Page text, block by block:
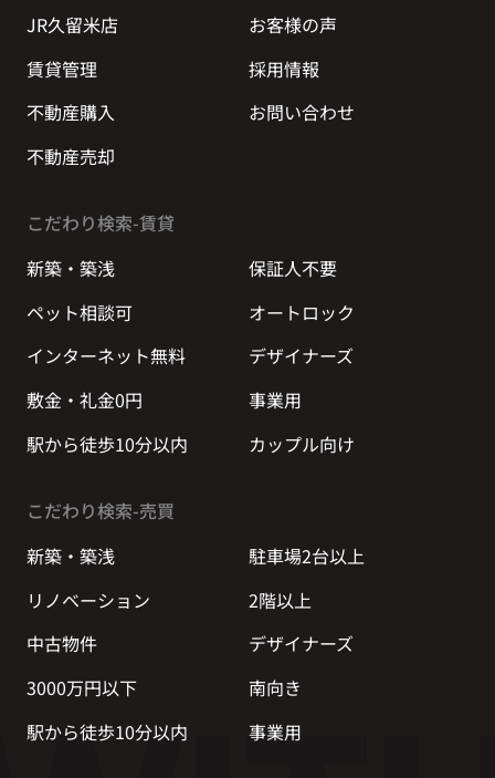
JR久留米店
お客様の声
賃貸管理
採用情報
不動産購入
お問い合わせ
不動産売却
こだわり検索-賃貸
新築・築浅
保証人不要
ペット相談可
オートロック
インターネット無料
デザイナーズ
敷金・礼金0円
事業用
駅から徒歩10分以内
カップル向け
こだわり検索-売買
新築・築浅
駐車場2台以上
リノベーション
2階以上
中古物件
デザイナーズ
3000万円以下
南向き
駅から徒歩10分以内
事業用